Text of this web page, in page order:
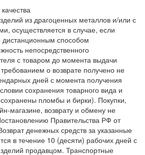
из драгоценных металлов и/или с
осуществляется в случае, если
дистанционным способом
непосредственного
с товаром до момента выдачи
о возврате получено не
дней с момента получения
сохранения товарного вида и
пломбы и бирки). Покупки,
магазине, возврату и обмену не
Правительства РФ от
денежных средств за указанные
в течение 10 (десяти) рабочих дней с
продавцом. Транспортные